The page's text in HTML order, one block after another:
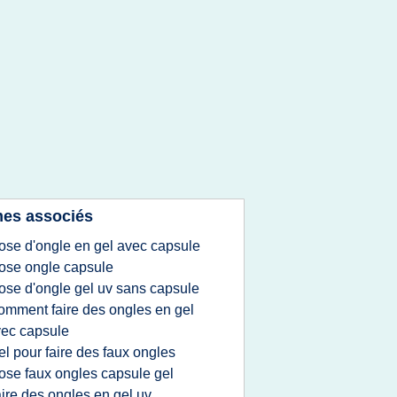
associés
d'ongle en gel avec capsule
ongle capsule
d'ongle gel uv sans capsule
faire des ongles en gel
capsule
pour faire des faux ongles
faux ongles capsule gel